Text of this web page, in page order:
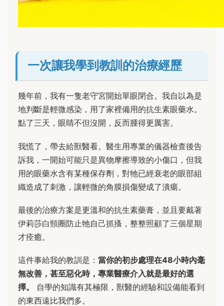
一次讓我學到教訓的治療經歷
幾年前，我有一隻老守宮開始單眼閉合。我自以為是
地判斷是輕微感染，用了家裡備用的抗生素眼藥水。
點了三天，眼睛不但沒開，反而腫得更厲害。
我慌了，帶去給獸醫看。醫生用專業的儀器檢查後告
訴我，一開始可能只是異物摩擦導致的小傷口，但我
用的眼藥水含有某種保存劑，對牠已經衰老的眼部組
織造成了刺激，讓輕微的角膜損傷變成了潰瘍。
最後的治療方案是更溫和的抗生素藥膏，並且要戴著
伊莉莎白頸圈防止牠自己抓搔，整整照顧了三個星期
才痊癒。
這件事給我的教訓是： 當你的初步處理在48小時內毫
無改善，甚至惡化時，專業醫療介入就是最好的選
擇。
自學的知識有其極限，獸醫的經驗和設備能看到
的東西遠比我們多。